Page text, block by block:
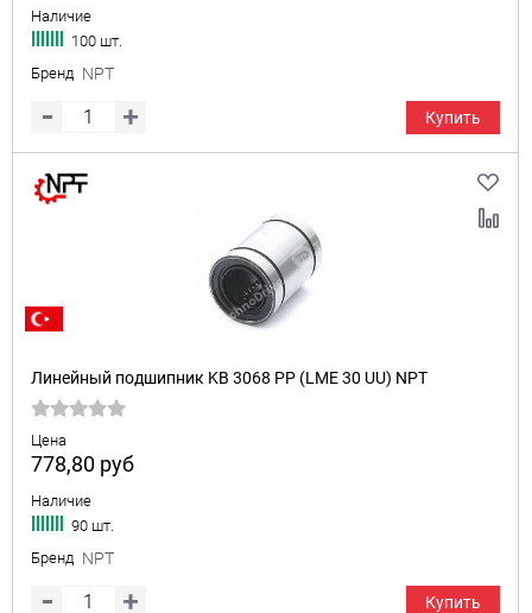
Наличие
100 шт.
Бренд NPT
Купить
Линейный подшипник KB 3068 PP (LME 30 UU) NPT
Цена
778,80 руб
Наличие
90 шт.
Бренд NPT
Купить